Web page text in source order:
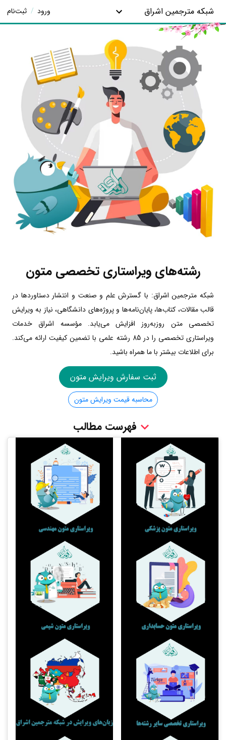
شبکه مترجمین اشراق ورود / ثبت‌نام
رشته‌های ویراستاری تخصصی متون
شبکه مترجمین اشراق: با گسترش علم و صنعت و انتشار دستاوردها در
قالب مقالات، کتاب‌ها، پایان‌نامه‌ها و پروژه‌های دانشگاهی، نیاز به ویرایش
تخصصی متن روزبه‌روز افزایش می‌یابد. مؤسسه اشراق خدمات
ویراستاری تخصصی را در 85 رشته علمی با تضمین کیفیت ارائه می‌کند.
برای اطلاعات بیشتر با ما همراه باشید.
ثبت سفارش ویرایش متون
محاسبه قیمت ویرایش متون
فهرست مطالب